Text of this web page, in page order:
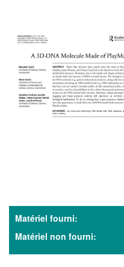
Matériel fourni:
Matériel non fourni: